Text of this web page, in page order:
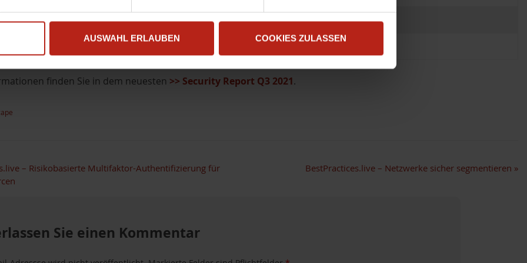
AUSWAHL ERLAUBEN COOKIES ZULASSEN
Unknown
finden Sie in dem neuesten >> Security Report Q3 2021.
– Risikobasierte Multifaktor-Authentifizierung für
BestPractices.live – Netzwerke sicher segmentieren »
Sie einen Kommentar